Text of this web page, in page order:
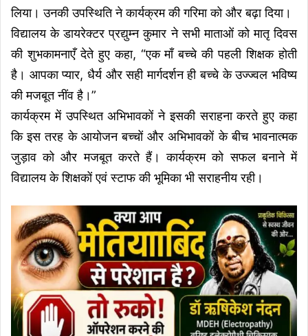
लिया। उनकी उपस्थिति ने कार्यक्रम की गरिमा को और बढ़ा दिया।
विद्यालय के डायरेक्टर प्रद्युम्न कुमार ने सभी माताओं को मातृ दिवस
की शुभकामनाएँ देते हुए कहा, “एक माँ बच्चे की पहली शिक्षक होती
है। आपका प्यार, धैर्य और सही मार्गदर्शन ही बच्चे के उज्ज्वल भविष्य
की मजबूत नींव है।”
कार्यक्रम में उपस्थित अभिभावकों ने इसकी सराहना करते हुए कहा
कि इस तरह के आयोजन बच्चों और अभिभावकों के बीच भावनात्मक
जुड़ाव को और मजबूत करते हैं। कार्यक्रम को सफल बनाने में
विद्यालय के शिक्षकों एवं स्टाफ की भूमिका भी सराहनीय रही।